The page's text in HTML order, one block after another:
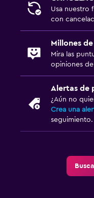
Usa nuestro
con
Millones
Mira las
opiniones de
Alertas de
¿Aún no
Crea una
seguimiento.